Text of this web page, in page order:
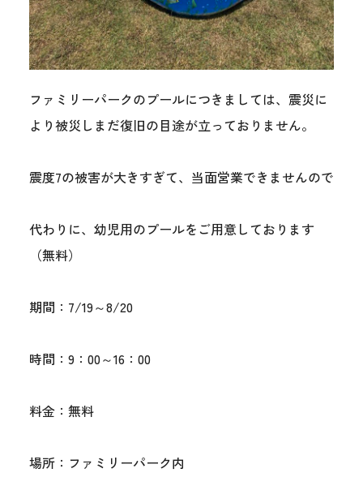
ファミリーパークのプールにつきましては、震災に
より被災しまだ復旧の目途が立っておりません。
震度7の被害が大きすぎて、当面営業できませんので
代わりに、幼児用のプールをご用意しております
（無料）
期間：7/19～8/20
時間：9：00～16：00
料金：無料
場所：ファミリーパーク内